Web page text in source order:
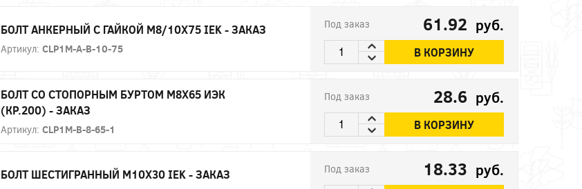
БОЛТ АНКЕРНЫЙ С ГАЙКОЙ М8/10Х75 IEK - ЗАКАЗ
Артикул: CLP1M-A-B-10-75
Под заказ 61.92 руб.
В КОРЗИНУ
БОЛТ СО СТОПОРНЫМ БУРТОМ М8Х65 ИЭК
(КР.200) - ЗАКАЗ
Артикул: CLP1M-B-8-65-1
Под заказ 28.6 руб.
В КОРЗИНУ
БОЛТ ШЕСТИГРАННЫЙ М10Х30 IEK - ЗАКАЗ Под заказ 18.33 руб.